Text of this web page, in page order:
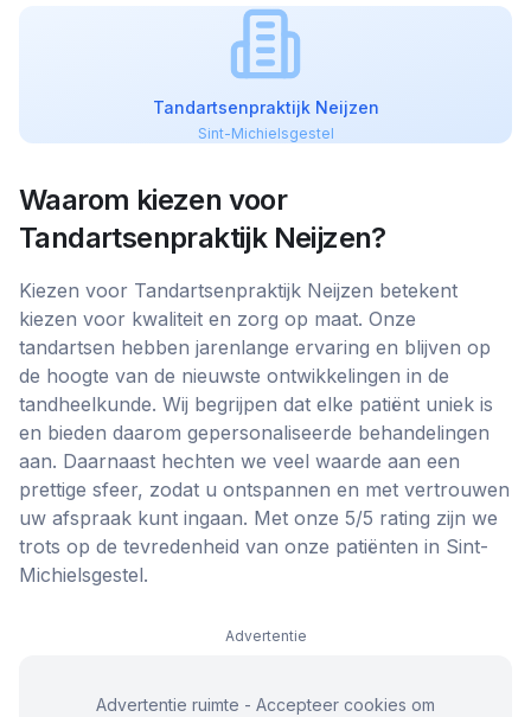
Tandartsenpraktijk Neijzen
Sint-Michielsgestel
Waarom kiezen voor
Tandartsenpraktijk Neijzen?
Kiezen voor Tandartsenpraktijk Neijzen betekent
kiezen voor kwaliteit en zorg op maat. Onze
tandartsen hebben jarenlange ervaring en blijven op
de hoogte van de nieuwste ontwikkelingen in de
tandheelkunde. Wij begrijpen dat elke patiënt uniek is
en bieden daarom gepersonaliseerde behandelingen
aan. Daarnaast hechten we veel waarde aan een
prettige sfeer, zodat u ontspannen en met vertrouwen
uw afspraak kunt ingaan. Met onze 5/5 rating zijn we
trots op de tevredenheid van onze patiënten in Sint-
Michielsgestel.
Advertentie
Advertentie ruimte - Accepteer cookies om